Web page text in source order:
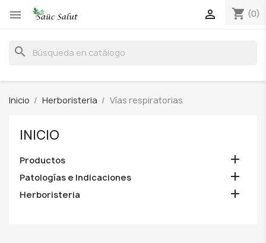
 shopping_cart (0)

search
Inicio Herboristeria Vías respiratorias
INICIO
Productos 
Patologías e Indicaciones 
Herboristeria 